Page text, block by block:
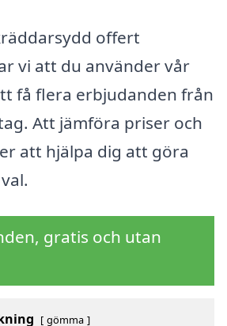
offert
vi att du använder vår
få flera erbjudanden från
Att jämföra priser och
att hjälpa dig att göra
gratis och utan
gömma